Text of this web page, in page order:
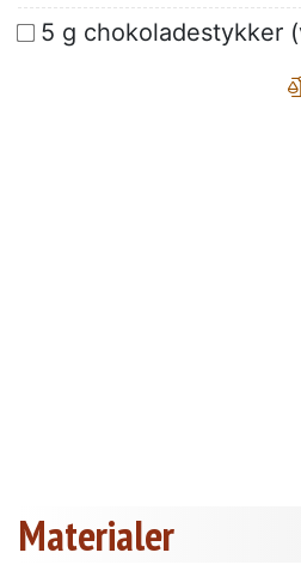
5 g chokoladestykker
Materialer